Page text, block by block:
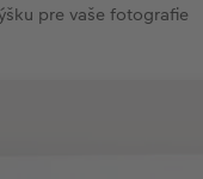
pre vaše fotografie